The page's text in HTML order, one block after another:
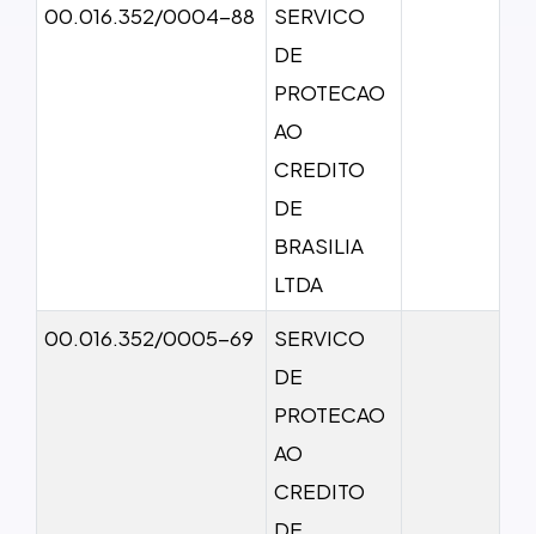
00.016.352/0004-88
SERVICO
DE
PROTECAO
AO
CREDITO
DE
BRASILIA
LTDA
00.016.352/0005-69
SERVICO
DE
PROTECAO
AO
CREDITO